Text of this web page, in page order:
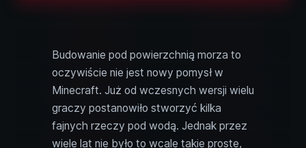
Budowanie pod powierzchnią morza to
oczywiście nie jest nowy pomysł w
Minecraft. Już od wczesnych wersji wielu
graczy postanowiło stworzyć kilka
fajnych rzeczy pod wodą. Jednak przez
wiele lat nie było to wcale takie proste,